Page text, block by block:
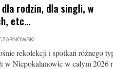
rodzin, dla singli, w
etc…
rekolekcji i spotkań różnego
w Niepokalanowie w całym 2026